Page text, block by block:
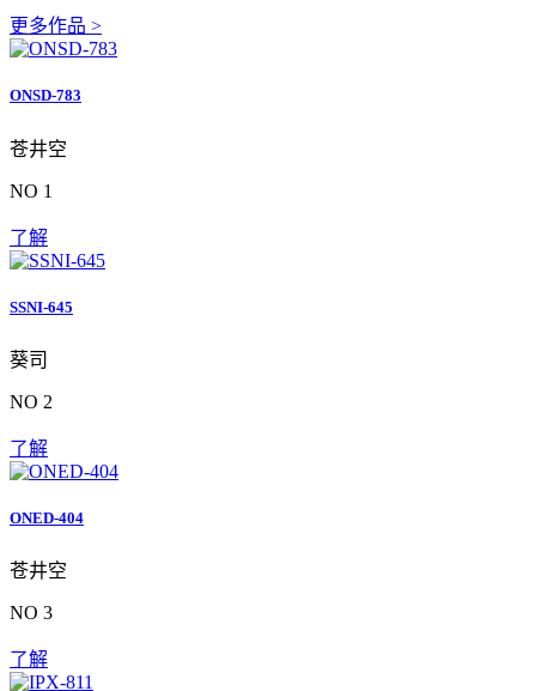
更多作品 >
ONSD-783
苍井空
NO 1
了解
SSNI-645
葵司
NO 2
了解
ONED-404
苍井空
NO 3
了解